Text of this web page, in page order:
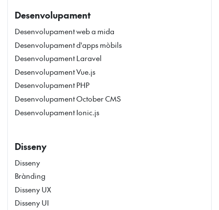
Desenvolupament
Desenvolupament web a mida
Desenvolupament d'apps mòbils
Desenvolupament Laravel
Desenvolupament Vue.js
Desenvolupament PHP
Desenvolupament October CMS
Desenvolupament Ionic.js
Disseny
Disseny
Brànding
Disseny UX
Disseny UI